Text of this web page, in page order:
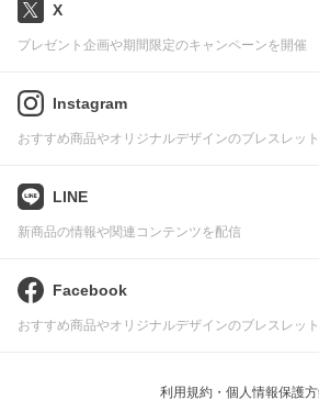
X
プレゼント企画や期間限定のキャンペーンを開催
Instagram
おすすめ商品やオリジナルデザインのブレスレッ
LINE
新商品の情報や関連コンテンツを配信
Facebook
おすすめ商品やオリジナルデザインのブレスレッ
利用規約・個人情報保護